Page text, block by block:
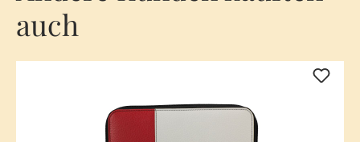
auch